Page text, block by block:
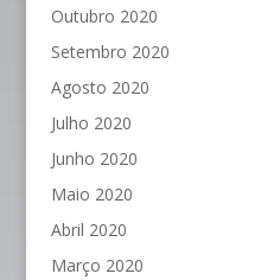
Outubro 2020
Setembro 2020
Agosto 2020
Julho 2020
Junho 2020
Maio 2020
Abril 2020
Março 2020